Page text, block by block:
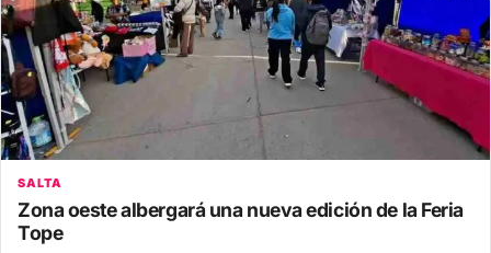
SALTA
Zona oeste albergará una nueva edición de la Feria
Tope